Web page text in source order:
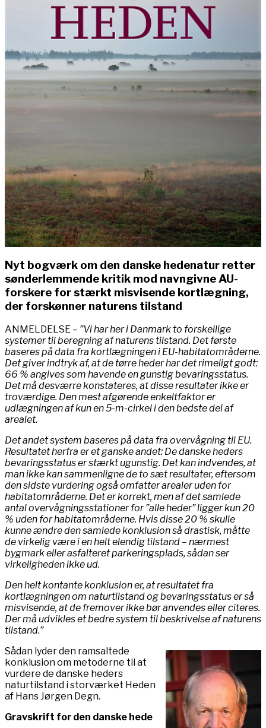
Nyt bogværk om den danske hedenatur retter
sønderlemmende kritik mod navngivne AU-
forskere for stærkt misvisende kortlægning,
der forskønner naturens tilstand
ANMELDELSE – ”Vi har her i Danmark to forskellige
systemer til beregning af naturens tilstand. Det første
baseres på data fra kortlægningen i EU-habitatområderne.
Det giver indtryk af, at de tørre heder har det rimeligt godt:
66 % angives som havende en gunstig bevaringsstatus.
Det må desværre konstateres, at disse resultater ikke er
troværdige. Den mest afgørende enkeltfaktor er
udlægningen af kun en 5-m-cirkel i den bedste del af
arealet.
Det andet system baseres på data fra overvågning til EU.
Resultatet herfra er et ganske andet: De danske heders
bevaringsstatus er stærkt ugunstig. Det kan indvendes, at
man ikke kan sammenligne de to sæt resultater, eftersom
den sidste vurdering også omfatter arealer uden for
habitatområderne. Det er korrekt, men af det samlede
antal overvågningsstationer for ”alle heder” ligger kun 20
% uden for habitatområderne. Hvis disse 20 % skulle
kunne ændre den samlede konklusion så drastisk, måtte
de virkelig være i en helt elendig tilstand – nærmest
bygmark eller asfalteret parkeringsplads, sådan ser
virkeligheden ikke ud.
Den helt kontante konklusion er, at resultatet fra
kortlægningen om naturtilstand og bevaringsstatus er så
misvisende, at de fremover ikke bør anvendes eller citeres.
Der må udvikles et bedre system til beskrivelse af naturens
tilstand.”
Sådan lyder den ramsaltede
konklusion om metoderne til at
vurdere de danske heders
naturtilstand i storværket Heden
af Hans Jørgen Degn.
Gravskrift for den danske hede